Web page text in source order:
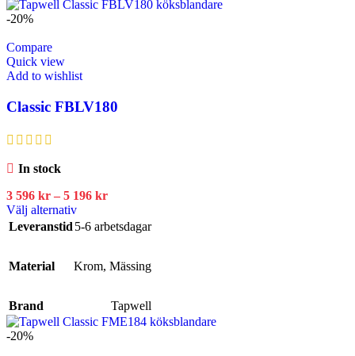
-20%
Compare
Quick view
Add to wishlist
Classic FBLV180
In stock
3 596 kr – 5 196 kr
Välj alternativ
Leveranstid 5-6 arbetsdagar
Material Krom, Mässing
Brand Tapwell
-20%